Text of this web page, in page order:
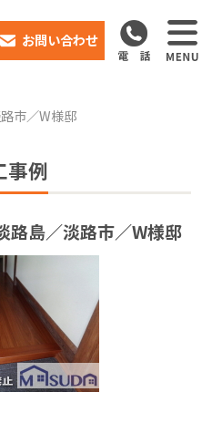
お問い合わせ
市／W様邸
事例
路島／淡路市／W様邸